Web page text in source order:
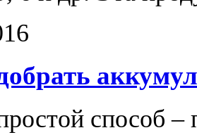
способ –